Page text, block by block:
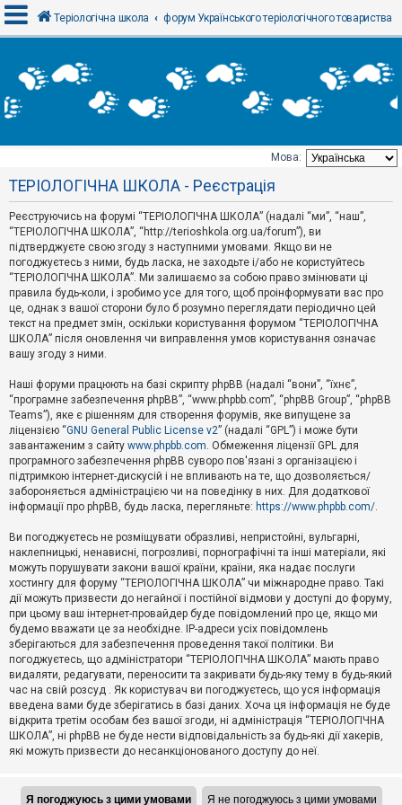
х
і
Т
е
м
и
б
е
з
в
і
д
п
о
в
і
д
й
А
к
т
и
в
н
і
м
и
П
о
ш
у
Д
о
п
о
м
Теріологічна школа форум Українського теріологічного товариства
Мова:
ТЕРІОЛОГІЧНА ШКОЛА - Реєстрація
Реєструючись на форумі “ТЕРІОЛОГІЧНА ШКОЛА” (надалі “ми”, “наш”,
“ТЕРІОЛОГІЧНА ШКОЛА”, “http://terioshkola.org.ua/forum”), ви
підтверджуєте свою згоду з наступними умовами. Якщо ви не
погоджуєтесь з ними, будь ласка, не заходьте і/або не користуйтесь
“ТЕРІОЛОГІЧНА ШКОЛА”. Ми залишаємо за собою право змінювати ці
правила будь-коли, і зробимо усе для того, щоб проінформувати вас про
це, однак з вашої сторони було б розумно переглядати періодично цей
текст на предмет змін, оскільки користування форумом “ТЕРІОЛОГІЧНА
ШКОЛА” після оновлення чи виправлення умов користування означає
вашу згоду з ними.
Наші форуми працюють на базі скрипту phpBB (надалі “вони”, “їхнє”,
“програмне забезпечення phpBB”, “www.phpbb.com”, “phpBB Group”, “phpBB
Teams”), яке є рішенням для створення форумів, яке випущене за
ліцензією “GNU General Public License v2” (надалі “GPL”) і може бути
завантаженим з сайту www.phpbb.com. Обмеження ліцензії GPL для
програмного забезпечення phpBB суворо пов'язані з організацією і
підтримкою інтернет-дискусій і не впливають на те, що дозволяється/
забороняється адміністрацією чи на поведінку в них. Для додаткової
інформації про phpBB, будь ласка, перегляньте: https://www.phpbb.com/.
Ви погоджуєтесь не розміщувати образливі, непристойні, вульгарні,
наклепницькі, ненависні, погрозливі, порнографічні та інші матеріали, які
можуть порушувати закони вашої країни, країни, яка надає послуги
хостингу для форуму “ТЕРІОЛОГІЧНА ШКОЛА” чи міжнародне право. Такі
дії можуть призвести до негайної і постійної відмови у доступі до форуму,
при цьому ваш інтернет-провайдер буде повідомлений про це, якщо ми
будемо вважати це за необхідне. IP-адреси усіх повідомлень
зберігаються для забезпечення проведення такої політики. Ви
погоджуєтесь, що адміністратори “ТЕРІОЛОГІЧНА ШКОЛА” мають право
видаляти, редагувати, переносити та закривати будь-яку тему в будь-який
час на свій розсуд . Як користувач ви погоджуєтесь, що уся інформація
введена вами буде зберігатись в базі даних. Хоча ця інформація не буде
відкрита третім особам без вашої згоди, ні адміністрація “ТЕРІОЛОГІЧНА
ШКОЛА”, ні phpBB не буде нести відповідальність за будь-які дії хакерів,
які можуть призвести до несанкціонованого доступу до неї.